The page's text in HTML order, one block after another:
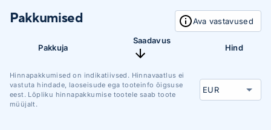
Pakkumised Ava vastavused
Pakkuja
Saadavus
Hind
Hinnapakkumised on indikatiivsed. Hinnavaatlus ei
vastuta hindade, laoseisude ega tooteinfo õigsuse
eest. Lõpliku hinnapakkumise tootele saab toote
müüjalt.